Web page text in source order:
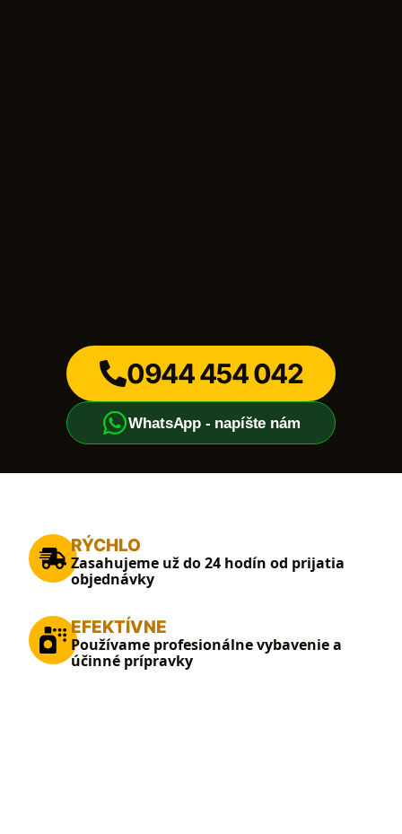
0944 454 042
WhatsApp - napíšte nám
RÝCHLO
Zasahujeme už do 24 hodín od prijatia
objednávky
EFEKTÍVNE
Používame profesionálne vybavenie a
účinné prípravky